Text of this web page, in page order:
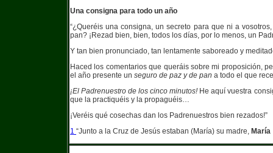
Una consigna para todo un año
“¿Queréis una consigna, un secreto para que ni a
pan? ¡Rezad bien, bien, todos los días, por lo menos, un
Y tan bien pronunciado, tan lentamente saboreado y
Haced los comentarios que queráis sobre mi proposición,
el año presente un seguro de paz y de pan a todo el que
¡El Padrenuestro de los cinco minutos! He aquí vuestra
que la practiquéis y la propaguéis…
¡Veréis qué cosechas dan los Padrenuestros bien rezados!”
1 “Junto a la Cruz de Jesús estaban (María) su madre, María